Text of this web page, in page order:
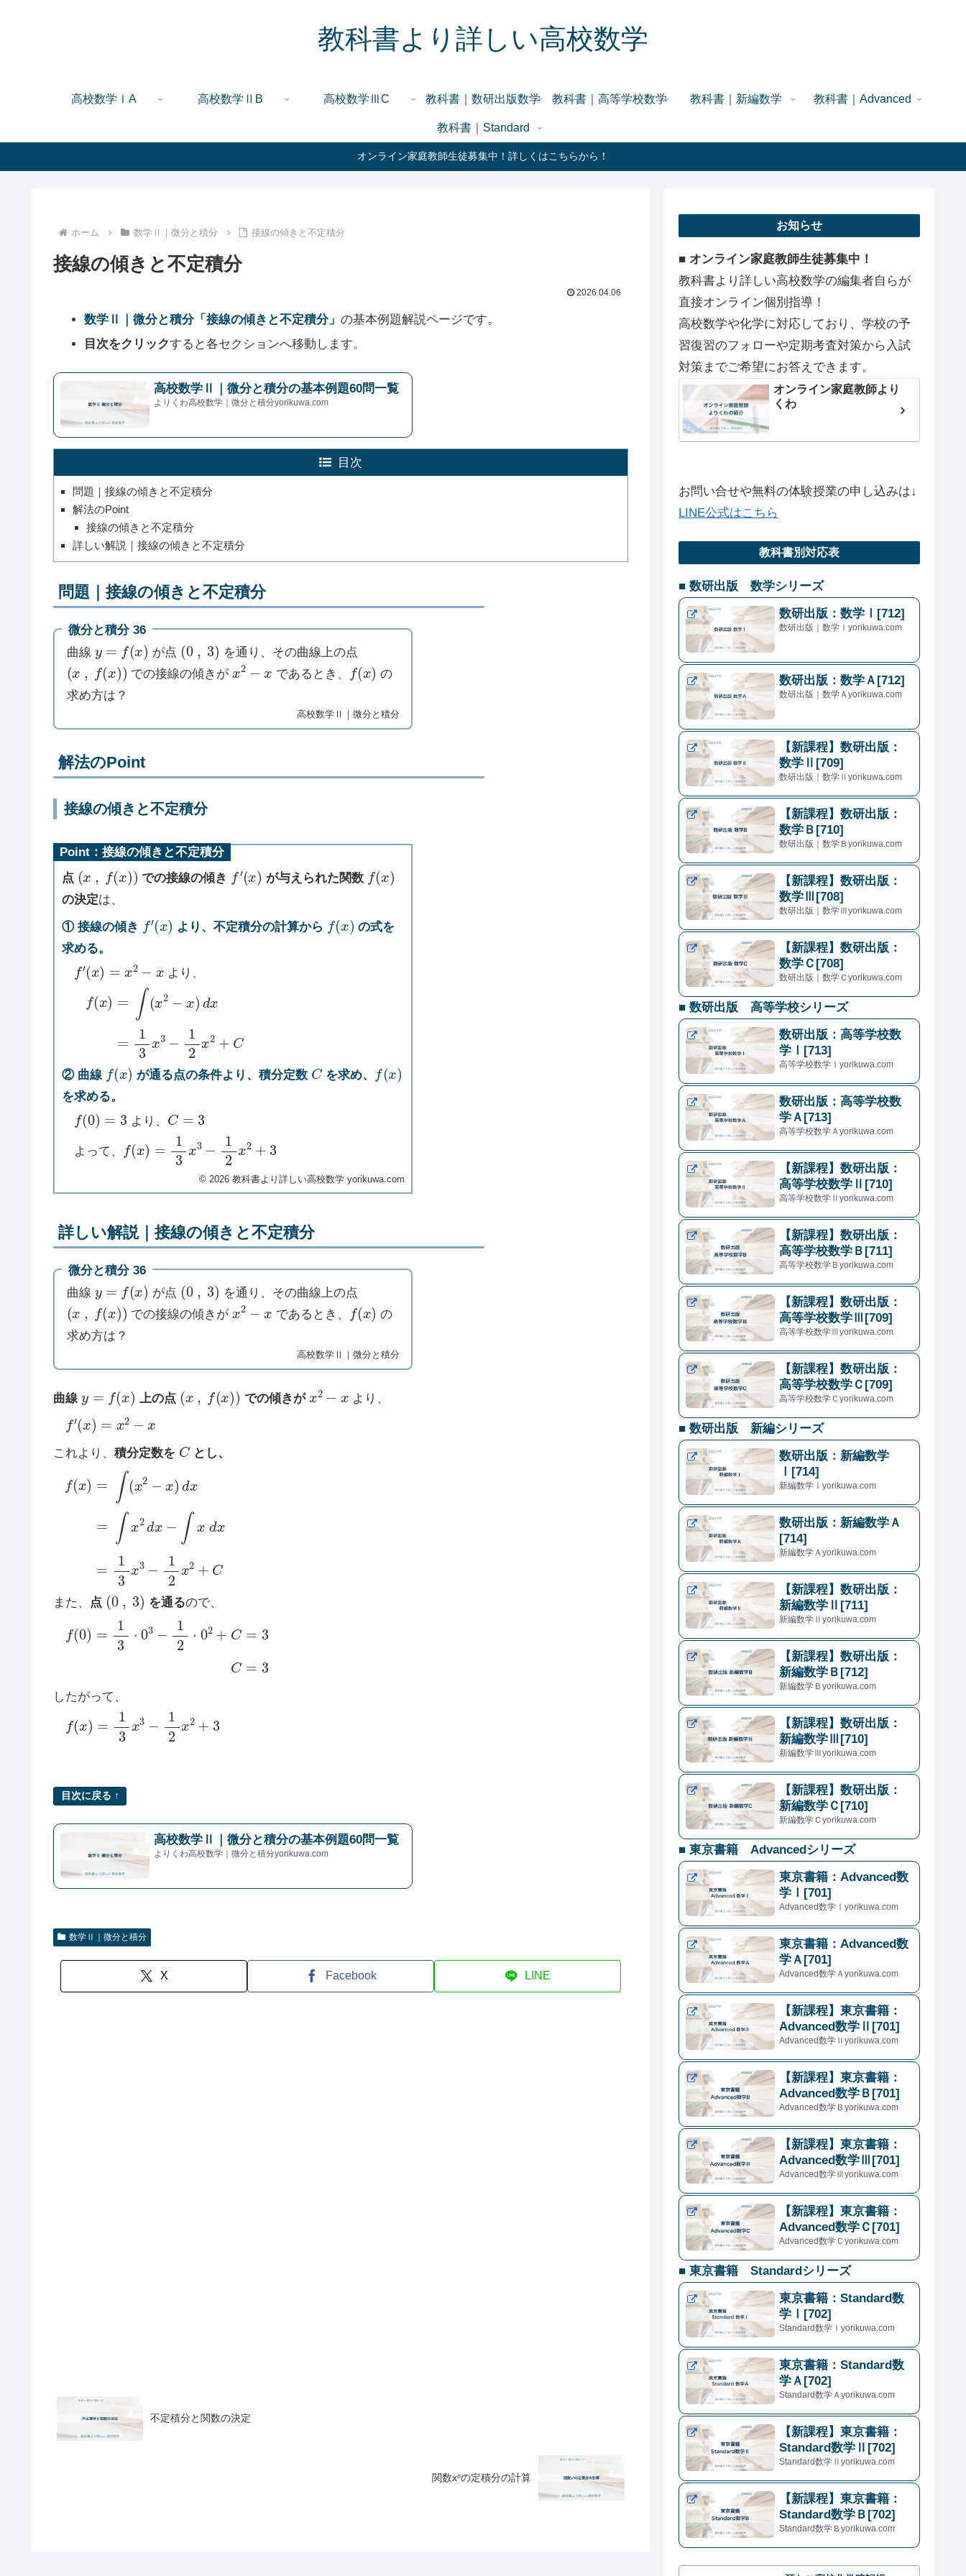
教科書より詳しい高校数学
高校数学ⅠA 高校数学ⅡB 高校数学ⅢC 教科書｜数研出版数学 教科書｜高等学校数学 教科書｜新編数学 教科書｜Advanced
教科書｜Standard
オンライン家庭教師生徒募集中！詳しくはこちらから！
ホーム 数学Ⅱ｜微分と積分 接線の傾きと不定積分
接線の傾きと不定積分
2026.04.06
数学Ⅱ｜微分と積分「接線の傾きと不定積分」の基本例題解説ページです。
目次をクリックすると各セクションへ移動します。
高校数学Ⅱ｜微分と積分の基本例題60問一覧
よりくわ高校数学｜微分と積分yorikuwa.com
目次
問題｜接線の傾きと不定積分
解法のPoint
接線の傾きと不定積分
詳しい解説｜接線の傾きと不定積分
問題｜接線の傾きと不定積分
微分と積分 36
曲線
x)
が点
(0 3)
を通り、その曲線上の点
(x (x )
での接線の傾きが
2
であるとき、
(x
の
求め方は？
高校数学Ⅱ｜微分と積分
解法のPoint
接線の傾きと不定積分
Point：接線の傾きと不定積分
点
(x (x )
での接線の傾き
f′(x )
が与えられた関数
f(x
の決定は、
① 接線の傾き
f′(x )
より、不定積分の計算から
f(x
の式を
求める。
′(x = x
より、
f (x )= 2− x =1
② 曲線
f(x )
が通る点の条件より、積分定数
C
を求め、
f(x )
を求める。
(0)=
より、
C=
よって、
(x = 3 12 +
©︎ 2026 教科書より詳しい高校数学 yorikuwa.com
詳しい解説｜接線の傾きと不定積分
微分と積分 36
曲線
x)
が点
(0 3)
を通り、その曲線上の点
(x (x )
での接線の傾きが
2
であるとき、
(x
の
求め方は？
高校数学Ⅱ｜微分と積分
曲線
x)
上の点
(x (x )
での傾きが
2
より、
′(x = x
これより、 積分定数を
C
とし、
− )d x x2 −
また、 点
(0 3)
を通るので、
f(0)= 13 ⋅03 −1 ⋅0 2+C =3 C= 3
したがって、
f(x = x3 1 +
目次に戻る ↑
高校数学Ⅱ｜微分と積分の基本例題60問一覧
よりくわ高校数学｜微分と積分yorikuwa.com
数学Ⅱ｜微分と積分
X Facebook LINE
不定積分と関数の決定
関数xⁿの定積分の計算
お知らせ
■ オンライン家庭教師生徒募集中！
教科書より詳しい高校数学の編集者自らが
直接オンライン個別指導！
高校数学や化学に対応しており、学校の予
習復習のフォローや定期考査対策から入試
対策までご希望にお答えできます。
オンライン家庭教師より
くわ
お問い合せや無料の体験授業の申し込みは↓
LINE公式はこちら
教科書別対応表
■ 数研出版 数学シリーズ
数研出版：数学Ⅰ[712]
数研出版｜数学Ⅰyorikuwa.com
数研出版：数学Ａ[712]
数研出版｜数学Ａyorikuwa.com
【新課程】数研出版：
数学Ⅱ[709]
数研出版｜数学Ⅱyorikuwa.com
【新課程】数研出版：
数学Ｂ[710]
数研出版｜数学Ｂyorikuwa.com
【新課程】数研出版：
数学Ⅲ[708]
数研出版｜数学Ⅲyorikuwa.com
【新課程】数研出版：
数学Ｃ[708]
数研出版｜数学Ｃyorikuwa.com
■ 数研出版 高等学校シリーズ
数研出版：高等学校数
学Ⅰ[713]
高等学校数学Ⅰyorikuwa.com
数研出版：高等学校数
学Ａ[713]
高等学校数学Ａyorikuwa.com
【新課程】数研出版：
高等学校数学Ⅱ[710]
高等学校数学Ⅱyorikuwa.com
【新課程】数研出版：
高等学校数学Ｂ[711]
高等学校数学Ｂyorikuwa.com
【新課程】数研出版：
高等学校数学Ⅲ[709]
高等学校数学Ⅲyorikuwa.com
【新課程】数研出版：
高等学校数学Ｃ[709]
高等学校数学Ｃyorikuwa.com
■ 数研出版 新編シリーズ
数研出版：新編数学
Ⅰ[714]
新編数学Ⅰyorikuwa.com
数研出版：新編数学Ａ
[714]
新編数学Ａyorikuwa.com
【新課程】数研出版：
新編数学Ⅱ[711]
新編数学Ⅱyorikuwa.com
【新課程】数研出版：
新編数学Ｂ[712]
新編数学Ｂyorikuwa.com
【新課程】数研出版：
新編数学Ⅲ[710]
新編数学Ⅲyorikuwa.com
【新課程】数研出版：
新編数学Ｃ[710]
新編数学Ｃyorikuwa.com
■ 東京書籍 Advancedシリーズ
東京書籍：Advanced数
学Ⅰ[701]
Advanced数学Ⅰyorikuwa.com
東京書籍：Advanced数
学Ａ[701]
Advanced数学Ａyorikuwa.com
【新課程】東京書籍：
Advanced数学Ⅱ[701]
Advanced数学Ⅱyorikuwa.com
【新課程】東京書籍：
Advanced数学Ｂ[701]
Advanced数学Ｂyorikuwa.com
【新課程】東京書籍：
Advanced数学Ⅲ[701]
Advanced数学Ⅲyorikuwa.com
【新課程】東京書籍：
Advanced数学Ｃ[701]
Advanced数学Ｃyorikuwa.com
■ 東京書籍 Standardシリーズ
東京書籍：Standard数
学Ⅰ[702]
Standard数学Ⅰyorikuwa.com
東京書籍：Standard数
学Ａ[702]
Standard数学Ａyorikuwa.com
【新課程】東京書籍：
Standard数学Ⅱ[702]
Standard数学Ⅱyorikuwa.com
【新課程】東京書籍：
Standard数学Ｂ[702]
Standard数学Ｂyorikuwa.com